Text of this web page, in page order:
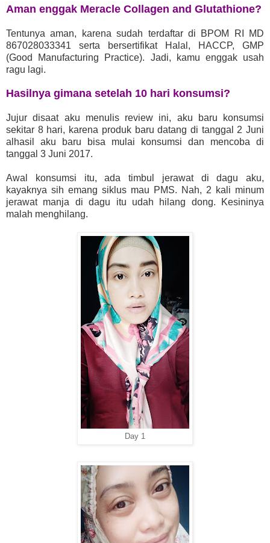
Aman enggak Meracle Collagen and Glutathione?
Tentunya aman, karena sudah terdaftar di BPOM RI MD
867028033341
serta
bersertifikat Halal, HACCP, GMP
(Good Manufacturing Practice). Jadi, kamu enggak usah
ragu lagi.
Hasilnya gimana setelah 10 hari konsumsi?
Jujur disaat aku menulis review ini, aku baru konsumsi
sekitar 8 hari, karena produk baru datang di tanggal 2 Juni
alhasil aku baru bisa mulai konsumsi dan mencoba di
tanggal 3 Juni 2017.
Awal konsumsi itu, ada timbul jerawat di dagu aku,
kayaknya sih emang siklus mau PMS. Nah, 2 kali minum
jerawat manja di dagu itu udah hilang dong. Kesininya
malah menghilang.
Day 1